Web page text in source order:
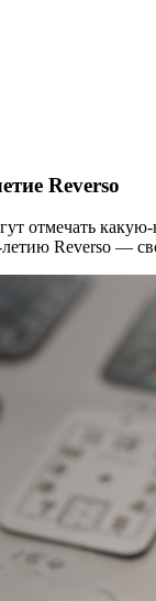
Reverso
отмечать
Reverso —